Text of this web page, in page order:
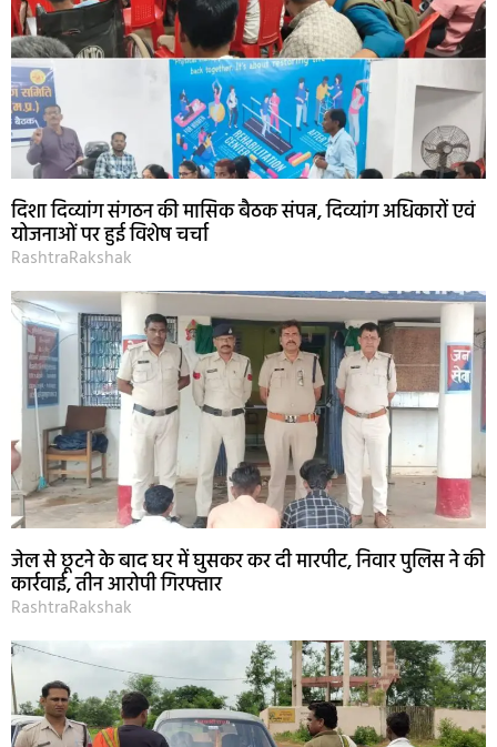
दिशा दिव्यांग संगठन की मासिक बैठक संपन्न, दिव्यांग अधिकारों एवं
योजनाओं पर हुई विशेष चर्चा
RashtraRakshak
जेल से छूटने के बाद घर में घुसकर कर दी मारपीट, निवार पुलिस ने की
कार्रवाई, तीन आरोपी गिरफ्तार
RashtraRakshak